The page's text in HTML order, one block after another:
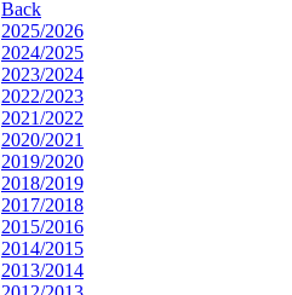
Back
2025/2026
2024/2025
2023/2024
2022/2023
2021/2022
2020/2021
2019/2020
2018/2019
2017/2018
2015/2016
2014/2015
2013/2014